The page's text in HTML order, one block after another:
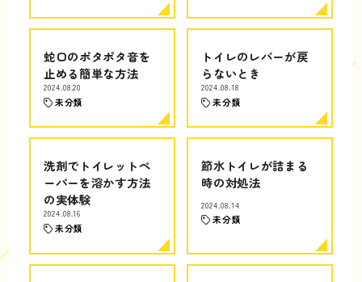
蛇口のポタポタ音を
止める簡単な方法
2024.08.20
未分類
トイレのレバーが戻
らないとき
2024.08.18
未分類
洗剤でトイレットペ
ーパーを溶かす方法
の実体験
2024.08.16
未分類
節水トイレが詰まる
時の対処法
2024.08.14
未分類